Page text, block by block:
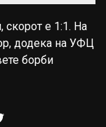
скорот е 1:1. На
додека на УФЦ
борби